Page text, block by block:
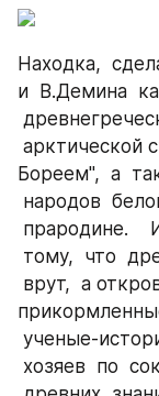
Находка,
и  В.Демина
арктической
Бореем",  а
народов
прародине.
тому,  что
врут,  а
ученые-
хозяев  по